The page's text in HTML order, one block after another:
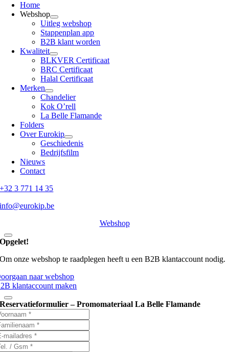
Home
Webshop
Uitleg webshop
Stappenplan app
B2B klant worden
Kwaliteit
BLKVER Certificaat
BRC Certificaat
Halal Certificaat
Merken
Chandelier
Kok O’rell
La Belle Flamande
Folders
Over Eurokip
Geschiedenis
Bedrijfsfilm
Nieuws
Contact
+32 3 771 14 35
info@eurokip.be
Webshop
Opgelet!
Om onze webshop te raadplegen heeft u een B2B klantaccount nodig.
naar webshop
klantaccount maken
Reservatieformulier – Promomateriaal La Belle Flamande